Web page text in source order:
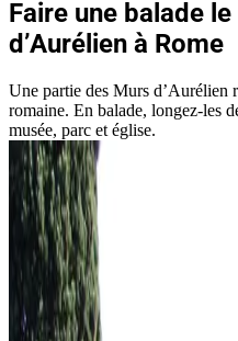
Faire une balade
d’Aurélien à Rome
Une partie des Murs d’Aurélien
romaine. En balade, longez-les
musée, parc et église.